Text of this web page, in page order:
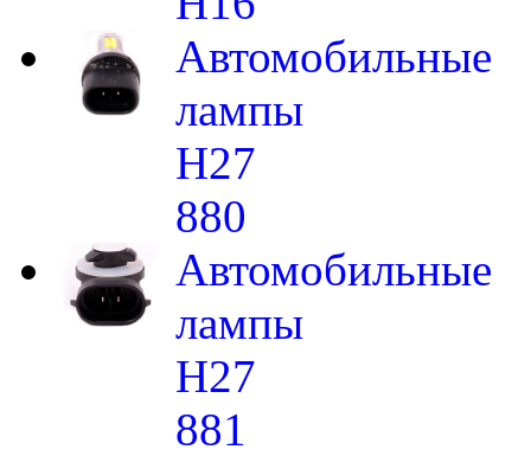
Автомобильные
лампы
H27
880
Автомобильные
лампы
H27
881